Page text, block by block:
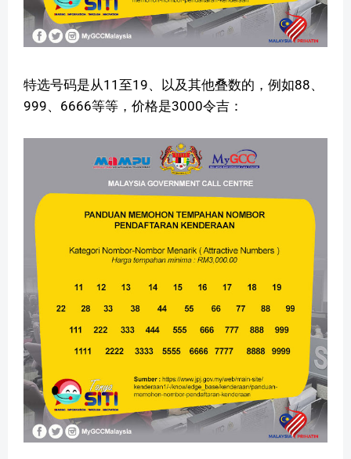
特选号码是从11至19、以及其他叠数的，例如88、
999、6666等等，价格是3000令吉：